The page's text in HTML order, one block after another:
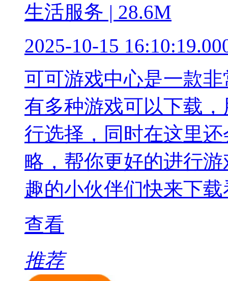
生活服务 | 28.6M
2025-10-15
可可游戏中心是一款
有多种游戏可以下载
行选择，同时在这里
略，帮你更好的进行
趣的小伙伴们快来下
查看
推荐